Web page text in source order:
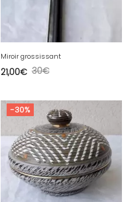
Miroir grossissant
30€
21,00€
-30%